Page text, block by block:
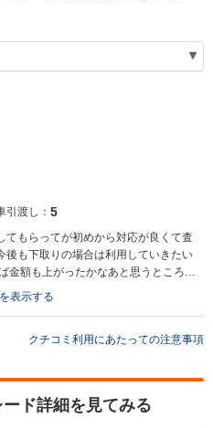
引渡し： 5
もらってが初めから対応が良くて査
後も下取りの場合は利用していきたい
金額も上がったかなあと思うところも
いる。
表示する
クチコミ利用にあたっての注意事項
ド詳細を見てみる